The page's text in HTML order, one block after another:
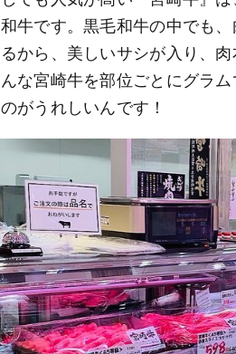
牛です。黒毛和牛の中でも
から、美しいサシが入り、
な宮崎牛を部位ごとにグラ
がうれしいんです！